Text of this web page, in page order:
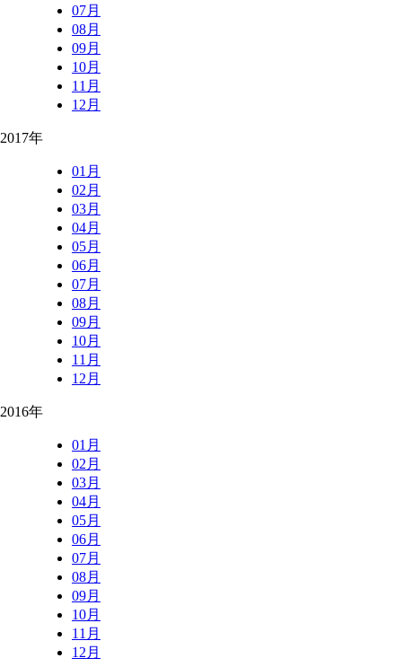
07月
08月
09月
10月
11月
12月
2017年
01月
02月
03月
04月
05月
06月
07月
08月
09月
10月
11月
12月
2016年
01月
02月
03月
04月
05月
06月
07月
08月
09月
10月
11月
12月